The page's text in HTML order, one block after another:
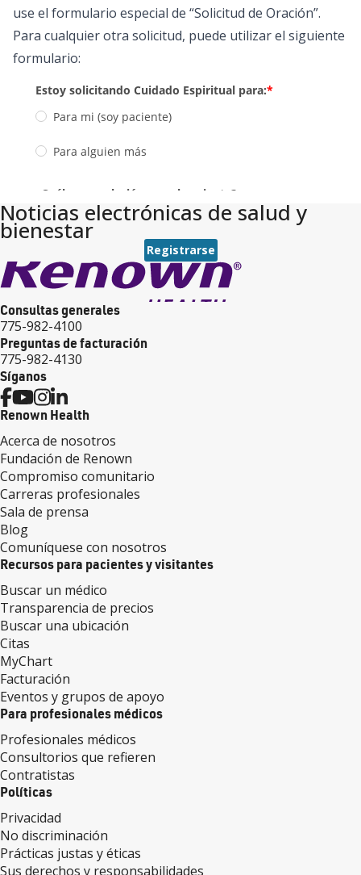
use el formulario especial de “Solicitud de Oración”.
Para cualquier otra solicitud, puede utilizar el siguiente
formulario:
Noticias electrónicas de salud y
bienestar
Registrarse
Consultas generales
775-982-4100
Preguntas de facturación
775-982-4130
Síganos
Renown Health
Acerca de nosotros
Fundación de Renown
Compromiso comunitario
Carreras profesionales
Sala de prensa
Blog
Comuníquese con nosotros
Recursos para pacientes y visitantes
Buscar un médico
Transparencia de precios
Buscar una ubicación
Citas
MyChart
Facturación
Eventos y grupos de apoyo
Para profesionales médicos
Profesionales médicos
Consultorios que refieren
Contratistas
Políticas
Privacidad
No discriminación
Prácticas justas y éticas
Sus derechos y responsabilidades